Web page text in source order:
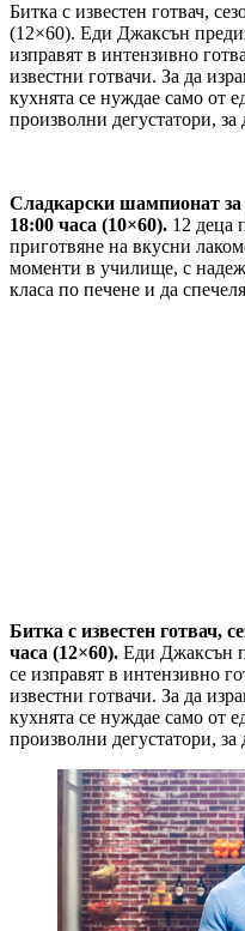
Битка с известен готвач,
(12×60). Еди Джаксън
изправят в интензивно
известни готвачи. За да
кухнята се нуждае само от
произволни дегустатори, за
Сладкарски шампионат за
18:00 часа (10×60). 12 деца
приготвяне на вкусни
моменти в училище, с
класа по печене и да
Битка с известен готвач,
часа (12×60). Еди Джаксън
се изправят в интензивно
известни готвачи. За да
кухнята се нуждае само от
произволни дегустатори, за